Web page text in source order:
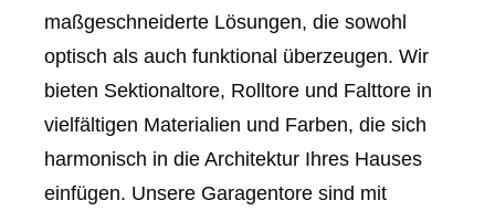
maßgeschneiderte Lösungen, die sowohl
optisch als auch funktional überzeugen. Wir
bieten Sektionaltore, Rolltore und Falttore in
vielfältigen Materialien und Farben, die sich
harmonisch in die Architektur Ihres Hauses
einfügen. Unsere Garagentore sind mit